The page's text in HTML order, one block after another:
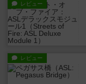
レビュー
レビュー